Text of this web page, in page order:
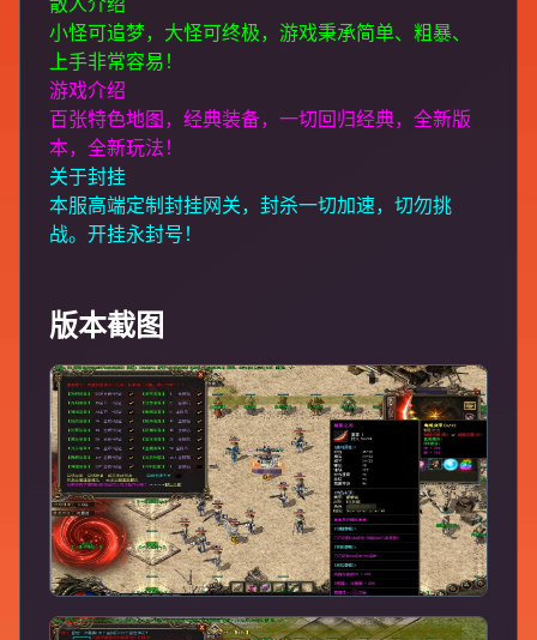
散人介绍
小怪可追梦，大怪可终极，游戏秉承简单、粗暴、
上手非常容易！
游戏介绍
百张特色地图，经典装备，一切回归经典，全新版
本，全新玩法！
关于封挂
本服高端定制封挂网关，封杀一切加速，切勿挑
战。开挂永封号！
版本截图